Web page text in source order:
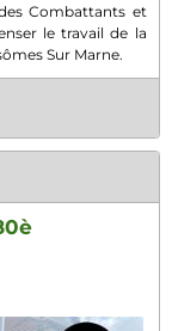
Combattants et
le travail de la
Sur Marne.